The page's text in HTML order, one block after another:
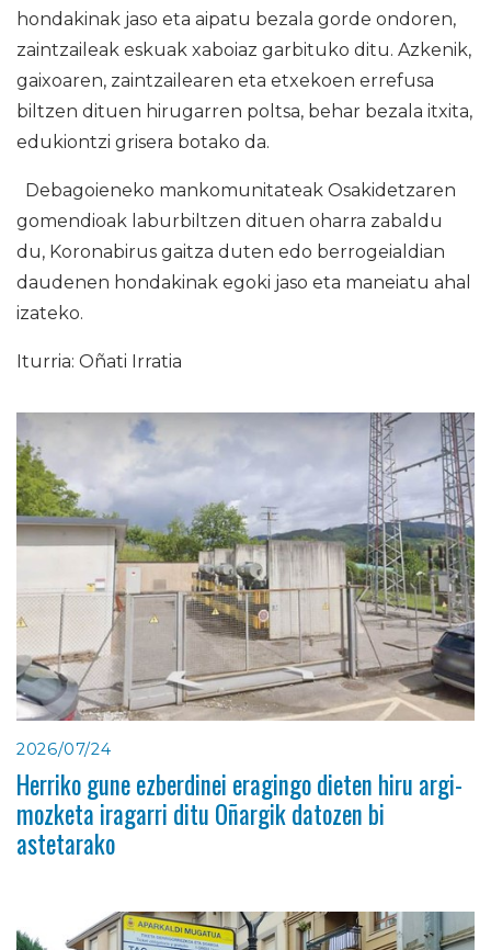
hondakinak jaso eta aipatu bezala gorde ondoren,
zaintzaileak eskuak xaboiaz garbituko ditu. Azkenik,
gaixoaren, zaintzailearen eta etxekoen errefusa
biltzen dituen hirugarren poltsa, behar bezala itxita,
edukiontzi grisera botako da.
Debagoieneko mankomunitateak Osakidetzaren
gomendioak laburbiltzen dituen oharra zabaldu
du, Koronabirus gaitza duten edo berrogeialdian
daudenen hondakinak egoki jaso eta maneiatu ahal
izateko.
Iturria: Oñati Irratia
2026/07/24
Herriko gune ezberdinei eragingo dieten hiru argi-
mozketa iragarri ditu Oñargik datozen bi
astetarako